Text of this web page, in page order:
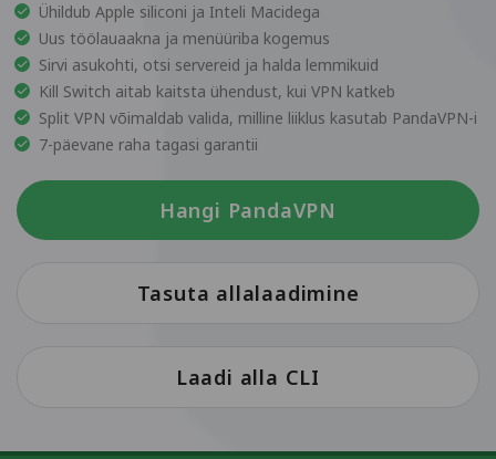
Ühildub Apple siliconi ja Inteli Macidega
Uus töölauaakna ja menüüriba kogemus
Sirvi asukohti, otsi servereid ja halda lemmikuid
Kill Switch aitab kaitsta ühendust, kui VPN katkeb
Split VPN võimaldab valida, milline liiklus kasutab PandaVPN-i
7-päevane raha tagasi garantii
Hangi PandaVPN
Tasuta allalaadimine
Laadi alla CLI